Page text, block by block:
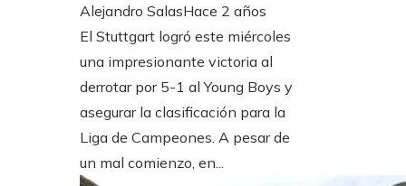
Alejandro SalasHace 2 años
El Stuttgart logró este miércoles
una impresionante victoria al
derrotar por 5-1 al Young Boys y
asegurar la clasificación para la
Liga de Campeones. A pesar de
un mal comienzo, en...